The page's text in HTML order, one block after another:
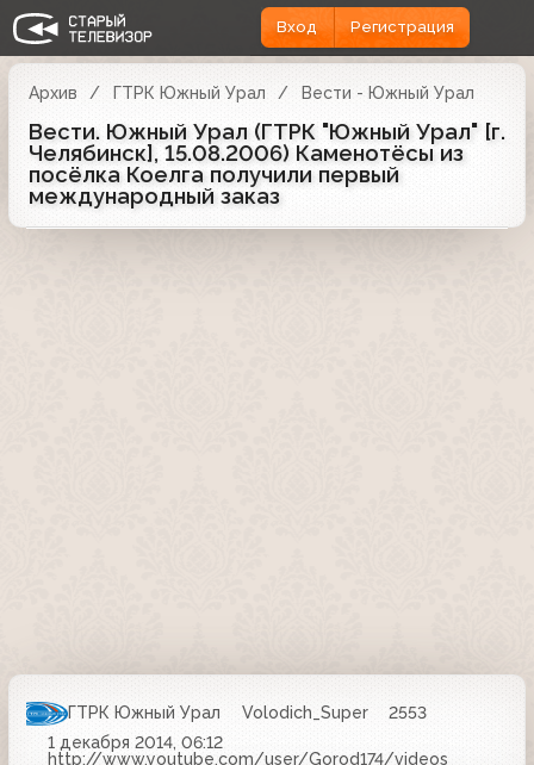
Вход Регистрация
Архив ГТРК Южный Урал Вести - Южный Урал
Вести. Южный Урал (ГТРК "Южный Урал" [г.
Челябинск], 15.08.2006) Каменотёсы из
посёлка Коелга получили первый
международный заказ
ГТРК Южный Урал Volodich_Super
2553
1 декабря 2014, 06:12
http://www.youtube.com/user/Gorod174/videos